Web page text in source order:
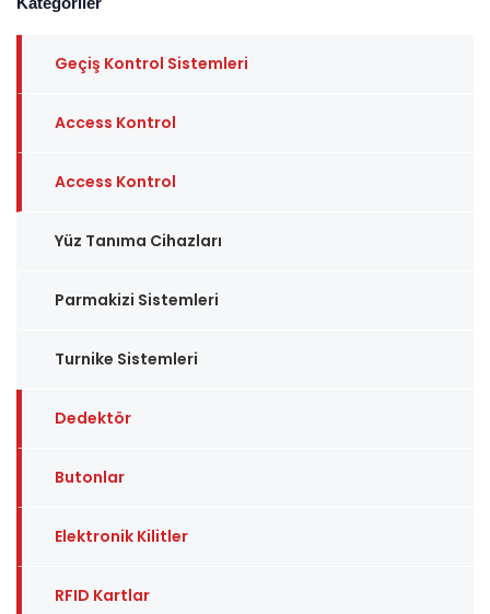
Geçiş Kontrol Sistemleri
Access Kontrol
Access Kontrol
Yüz Tanıma Cihazları
Parmakizi Sistemleri
Turnike Sistemleri
Dedektör
Butonlar
Elektronik Kilitler
RFID Kartlar